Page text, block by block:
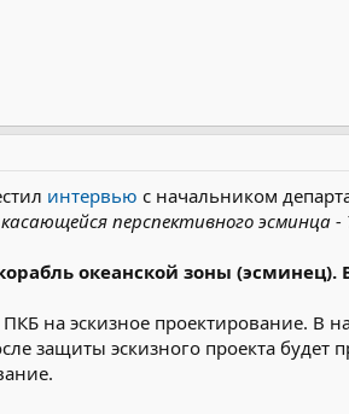
интервью с начальником
перспективного эсминца -
океанской зоны (эсминец).
на эскизное проектирование. В
защиты эскизного проекта будет